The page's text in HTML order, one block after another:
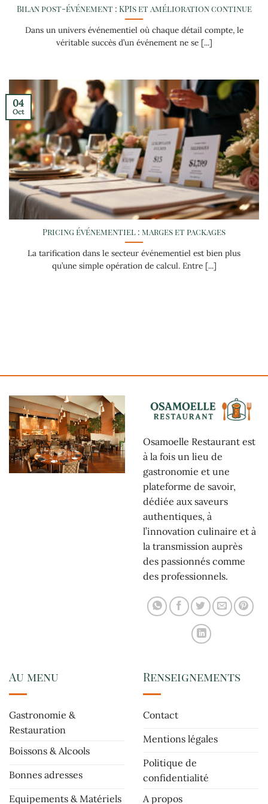
Bilan post-événement : KPIs et amélioration continue
Dans un univers événementiel où chaque détail compte, le
véritable succès d’un événement ne se [...]
Pricing événementiel : marges et packages
La tarification dans le secteur événementiel est bien plus
qu’une simple opération de calcul. Entre [...]
04
Oct
Osamoelle Restaurant est
à la fois un lieu de
gastronomie et une
plateforme de savoir,
dédiée aux saveurs
authentiques, à
l’innovation culinaire et à
la transmission auprès
des passionnés comme
des professionnels.
Au menu
Gastronomie &
Restauration
Boissons & Alcools
Bonnes adresses
Equipements & Matériels
Renseignements
Contact
Mentions légales
Politique de
confidentialité
A propos